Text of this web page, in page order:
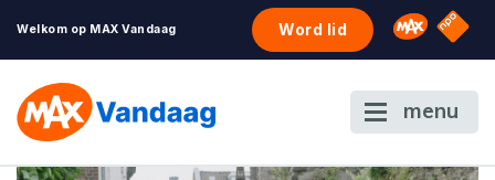
Welkom op MAX Vandaag Word lid Omroep
NPO
menu